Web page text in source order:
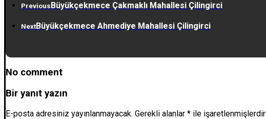
Previous Büyükçekmece Çakmaklı Mahallesi Çilingirci
NextBüyükçekmece Ahmediye Mahallesi Çilingirci
No comment
Bir yanıt yazın
E-posta adresiniz yayınlanmayacak. Gerekli alanlar * ile işaretlenmişlerdir